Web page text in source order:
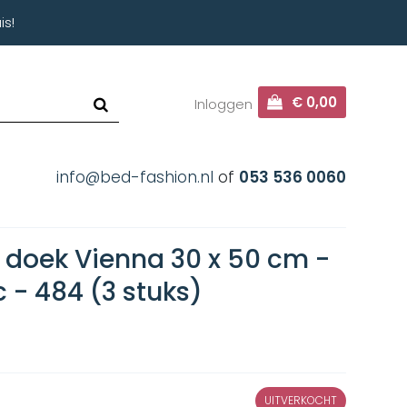
Inloggen € 0,00
info@bed-fashion.nl of 053 536 0060
Vienna 30 x 50 cm -
- 484 (3 stuks)
UITVERKOCHT